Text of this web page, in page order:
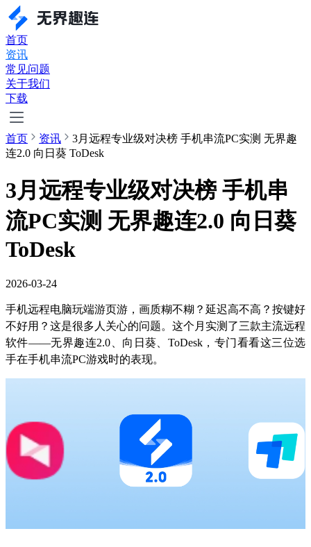
首页
资讯
常见问题
关于我们
下载
首页 资讯
3月远程专业级对决榜 手机串流PC实测 无界趣
连2.0 向日葵 ToDesk
3月远程专业级对决榜 手机串
流PC实测 无界趣连2.0 向日葵
ToDesk
2026-03-24
手机远程电脑玩端游页游，画质糊不糊？延迟高不高？按键好
不好用？这是很多人关心的问题。这个月实测了三款主流远程
软件——无界趣连2.0、向日葵、ToDesk，专门看看这三位选
手在手机串流PC游戏时的表现。